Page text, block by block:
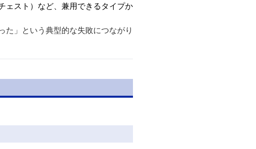
ェスト）など、兼用できるタイプか
た」という典型的な失敗につながり